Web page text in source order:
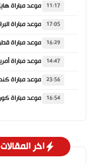
11:17
17:05
16:29
14:47
23:56
16:54
اخر المقالات